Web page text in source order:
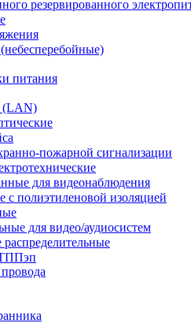
резервированного
питания
(LAN)
пожарной сигнализации
для видеонаблюдения
полиэтиленовой изоляцией
для видео/аудиосистем